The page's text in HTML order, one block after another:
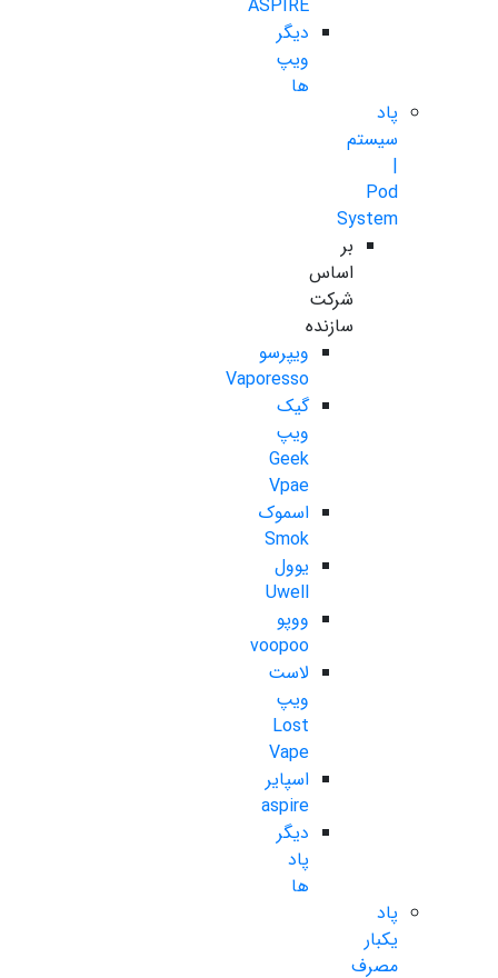
ASPIRE
دیگر
ویپ
ها
پاد
سیستم
|
Pod
System
بر
اساس
شرکت
سازنده
ویپرسو
Vaporesso
گیک
ویپ
Geek
Vpae
اسموک
Smok
یوول
Uwell
ووپو
voopoo
لاست
ویپ
Lost
Vape
اسپایر
aspire
دیگر
پاد
ها
پاد
یکبار
مصرف